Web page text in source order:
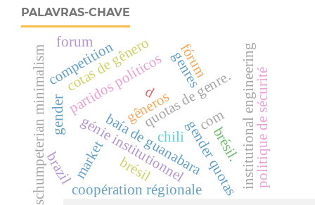
PALAVRAS-CHAVE
partidos políticos
chili
baía de guanabara
quotas de genre.
génie institutionnel
genres
gender quotasinstitutional engineering
gender
cotas de gênero
gêneros com politique de sécurité
coopération régionale
brésil
d
schumpeterian minimalismcompetition
market
forum
brazil
fórum
brésil.